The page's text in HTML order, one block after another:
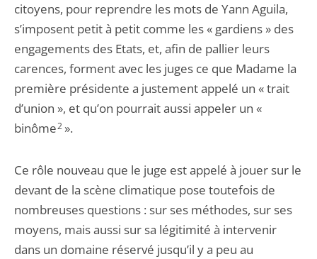
citoyens, pour reprendre les mots de Yann Aguila,
s’imposent petit à petit comme les « gardiens » des
engagements des Etats, et, afin de pallier leurs
carences, forment avec les juges ce que Madame la
première présidente a justement appelé un « trait
d’union », et qu’on pourrait aussi appeler un «
binôme2».
Ce rôle nouveau que le juge est appelé à jouer sur le
devant de la scène climatique pose toutefois de
nombreuses questions : sur ses méthodes, sur ses
moyens, mais aussi sur sa légitimité à intervenir
dans un domaine réservé jusqu’il y a peu au